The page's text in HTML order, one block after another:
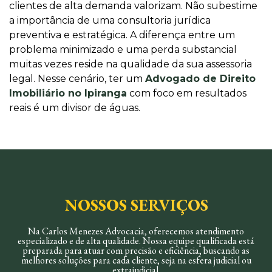
clientes de alta demanda valorizam. Não subestime
a importância de uma consultoria jurídica
preventiva e estratégica. A diferença entre um
problema minimizado e uma perda substancial
muitas vezes reside na qualidade da sua assessoria
legal. Nesse cenário, ter um Advogado de Direito
Imobiliário no Ipiranga com foco em resultados
reais é um divisor de águas.
NOSSOS SERVIÇOS
Na Carlos Menezes Advocacia, oferecemos atendimento
especializado e de alta qualidade. Nossa equipe qualificada está
preparada para atuar com precisão e eficiência, buscando as
melhores soluções para cada cliente, seja na esfera judicial ou